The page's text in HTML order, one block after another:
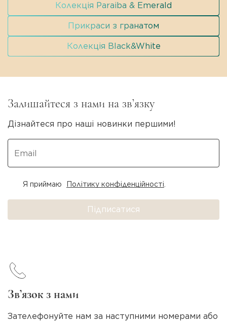
Колекція Paraiba & Emerald
Прикраси з гранатом
Колекція Black&White
Залишайтеся з нами на зв’язку
Дізнайтеся про наші новинки першими!
Підписатися
Я приймаю Політику конфіденційності.
Зв’язок з нами
Зателефонуйте нам за наступними номерами або